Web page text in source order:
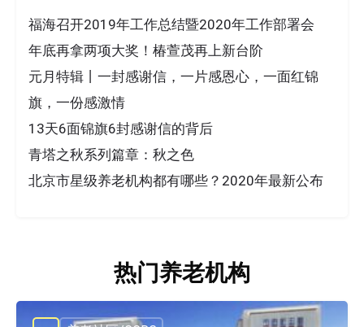
福海召开2019年工作总结暨2020年工作部署会
年底再拿两项大奖！椿萱茂再上新台阶
元月特辑丨一封感谢信，一片感恩心，一面红锦
旗，一份感激情
13天6面锦旗6封感谢信的背后
青塔之秋系列篇章：秋之色
北京市星级养老机构都有哪些？2020年最新公布
热门养老机构